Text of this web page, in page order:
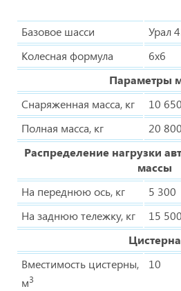
Базовое шасси
Урал
Колесная формула
6х6
Параметры
Снаряженная масса, кг
10 650
Полная масса, кг
20 800
Распределение нагрузки
массы
На переднюю ось, кг
5 300
На заднюю тележку, кг
15 500
Цистерна
Вместимость цистерны,
м3
10